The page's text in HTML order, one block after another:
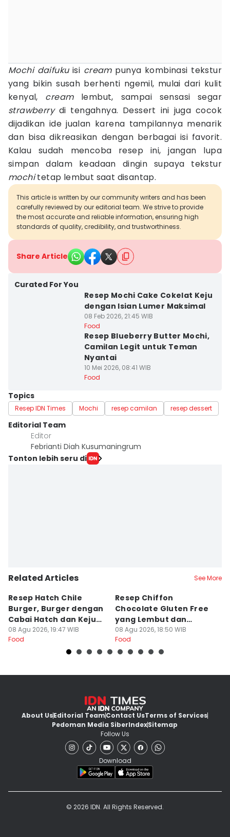
Mochi daifukuisi creampunya kombinasi tekstur
yang bikin susah berhenti ngemil, mulai dari kulit
kenyal, creamlembut, sampai sensasi segar
strawberrydi tengahnya. Dessert ini juga cocok
dijadikan ide jualan karena tampilannya menarik
dan bisa dikreasikan dengan berbagai isi favorit.
Kalau sudah mencoba resep ini, jangan lupa
simpan dalam keadaan dingin supaya tekstur
mochitetap lembut saat disantap.
This article is written by our community writers and has been
carefully reviewed by our editorial team. We strive to provide
the most accurate and reliable information, ensuring high
standards of quality, credibility, and trustworthiness.
Share Article
Curated For You
Resep Mochi Cake Cokelat Keju
dengan Isian Lumer Maksimal
08 Feb 2026, 21:45 WIB
Food
Resep Blueberry Butter Mochi,
Camilan Legit untuk Teman
Nyantai
10 Mei 2026, 08:41 WIB
Food
Topics
Resep IDN Times Mochi resep camilan resep dessert
Editorial Team
Editor
Febrianti Diah Kusumaningrum
Tonton lebih seru di
Related Articles See More
Resep Hatch Chile
Burger, Burger dengan
Cabai Hatch dan Keju
Lumer
08 Agu 2026, 19:47 WIB
Food
Resep Chiffon
Chocolate Gluten Free
yang Lembut dan
Nyokelat
08 Agu 2026, 18:50 WIB
Food
About UsEditorial TeamContact UsTerms of Services
Pedoman Media SiberIndexSitemap
Follow Us
Download
© 2026 IDN. All Rights Reserved.